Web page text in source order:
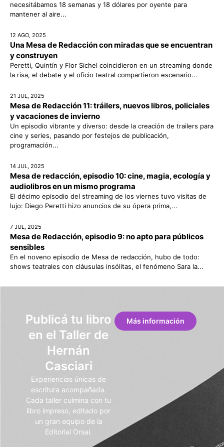
necesitábamos 18 semanas y 18 dólares por oyente para
mantener al aire...
12 AGO, 2025
Una Mesa de Redacción con miradas que se encuentran
y construyen
Peretti, Quintín y Flor Sichel coincidieron en un streaming donde
la risa, el debate y el oficio teatral compartieron escenario...
21 JUL, 2025
Mesa de Redacción 11: tráilers, nuevos libros, policiales
y vacaciones de invierno
Un episodio vibrante y diverso: desde la creación de trailers para
cine y series, pasando por festejos de publicación,
programación...
14 JUL, 2025
Mesa de redacción, episodio 10: cine, magia, ecología y
audiolibros en un mismo programa
El décimo episodio del streaming de los viernes tuvo visitas de
lujo: Diego Peretti hizo anuncios de su ópera prima,...
7 JUL, 2025
Mesa de Redacción, episodio 9: no apto para públicos
sensibles
En el noveno episodio de Mesa de redacción, hubo de todo:
shows teatrales con cláusulas insólitas, el fenómeno Sara la...
Publicá tu libro
en el Taller de
Hernán
Casciari
Experiencias únicas de
escritura acompañada.
Cada taller culmina con tu
libro impreso, editado por
un gran equipo de la
Editorial Orsai.
Más información